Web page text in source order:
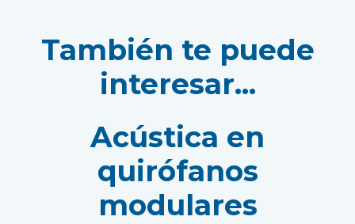
También te puede
interesar...
Acústica en
quirófanos
modulares